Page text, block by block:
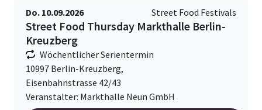
Do. 10.09.2026 Street Food Festivals
Street Food Thursday Markthalle Berlin-
Kreuzberg
Wöchentlicher Serientermin
10997 Berlin-Kreuzberg,
Eisenbahnstrasse 42/43
Veranstalter: Markthalle Neun GmbH